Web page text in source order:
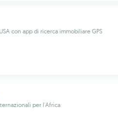
con app di ricerca immobiliare GPS
per l'Africa